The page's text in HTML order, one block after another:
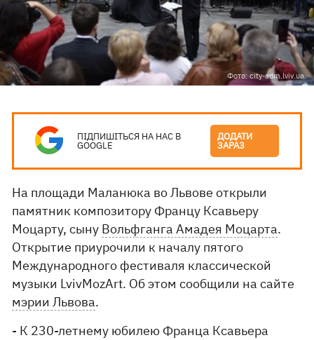
Фото: city-adm.lviv.ua.
ПІДПИШІТЬСЯ НА НАС В
GOOGLE
ДОДАТИ
ЗАРАЗ
На площади Маланюка во Львове открыли
памятник композитору Францу Ксавьеру
Моцарту, сыну Вольфганга Амадея Моцарта.
Открытие приурочили к началу пятого
Международного фестиваля классической
музыки LvivMozArt. Об этом сообщили на сайте
мэрии Львова.
- К 230-летнему юбилею Франца Ксавьера